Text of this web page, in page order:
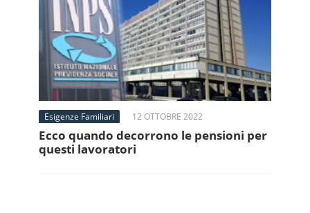
Esigenze Familiari 12 OTTOBRE 2022
Ecco quando decorrono le pensioni per
questi lavoratori